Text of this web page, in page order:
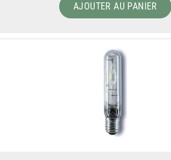
AJOUTER AU PANIER